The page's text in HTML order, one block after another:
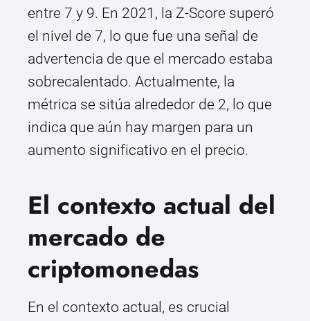
entre 7 y 9. En 2021, la Z-Score superó
el nivel de 7, lo que fue una señal de
advertencia de que el mercado estaba
sobrecalentado. Actualmente, la
métrica se sitúa alrededor de 2, lo que
indica que aún hay margen para un
aumento significativo en el precio.
El contexto actual del
mercado de
criptomonedas
En el contexto actual, es crucial